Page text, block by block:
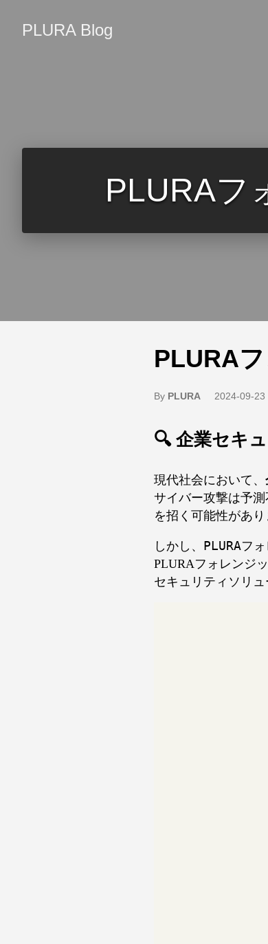
PLURA Blog
PLURAフ
PLURA
By PLURA 2024-09-23
🔍 企業セキ
現代社会において、
サイバー攻撃は予
を招く可能性があり
しかし、 PLURAフ
PLURAフォレンジッ
セキュリティソリュ